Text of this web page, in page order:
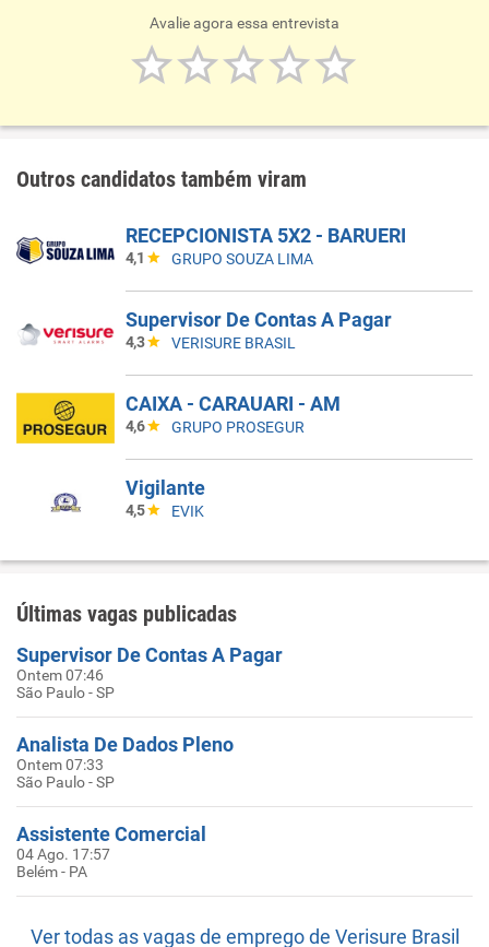
Avalie agora essa entrevista
Outros candidatos também viram
RECEPCIONISTA 5X2 - BARUERI
4,1 GRUPO SOUZA LIMA
Supervisor De Contas A Pagar
4,3 VERISURE BRASIL
CAIXA - CARAUARI - AM
4,6 GRUPO PROSEGUR
Vigilante
4,5 EVIK
Últimas vagas publicadas
Supervisor De Contas A Pagar
Ontem 07:46
São Paulo - SP
Analista De Dados Pleno
Ontem 07:33
São Paulo - SP
Assistente Comercial
04 Ago. 17:57
Belém - PA
Ver todas as vagas de emprego de Verisure Brasil